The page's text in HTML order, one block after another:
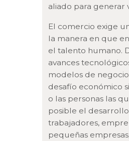
aliado para generar
El comercio exige
la manera en que
el talento humano.
avances
modelos de
desafío económico
o las personas las
posible el
trabajadores,
pequeñas